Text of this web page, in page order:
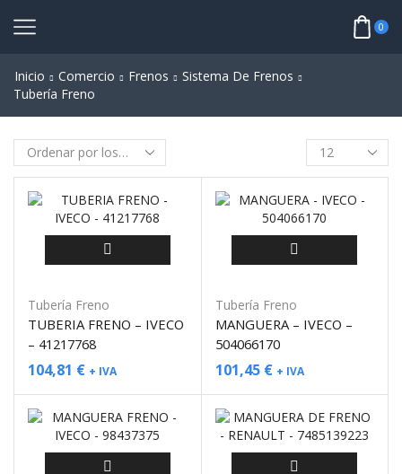
0
Inicio Comercio Frenos
Sistema De Frenos
Tubería Freno
Tubería Freno
TUBERIA FRENO – IVECO
– 41217768
104,81 € + IVA
Tubería Freno
MANGUERA – IVECO –
504066170
101,45 € + IVA